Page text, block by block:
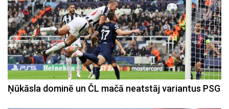
Ņūkāsla dominē un ČL mačā neatstāj variantus PSG